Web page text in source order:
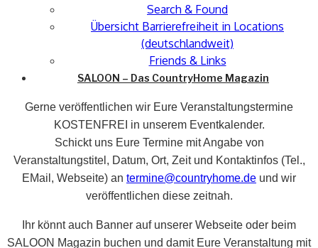
Search & Found
Übersicht Barrierefreiheit in Locations
(deutschlandweit)
Friends & Links
SALOON – Das CountryHome Magazin
Gerne veröffentlichen wir Eure Veranstaltungstermine
KOSTENFREI in unserem Eventkalender.
Schickt uns Eure Termine mit Angabe von
Veranstaltungstitel, Datum, Ort, Zeit und Kontaktinfos (Tel.,
EMail, Webseite) an termine@countryhome.de und wir
veröffentlichen diese zeitnah.
Ihr könnt auch Banner auf unserer Webseite oder beim
SALOON Magazin buchen und damit Eure Veranstaltung mit